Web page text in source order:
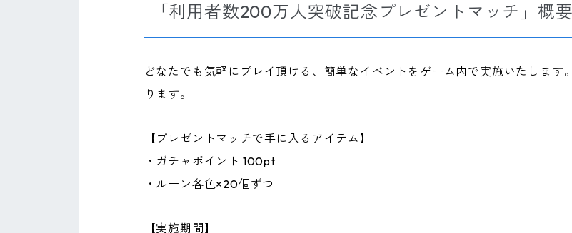
「利用者数200万人突破記念プレゼントマッチ」概要
どなたでも気軽にプレイ頂ける、簡単なイベントをゲーム内で実施いたしま
ります。
【プレゼントマッチで手に入るアイテム】
・ガチャポイント 100pt
・ルーン各色×20個ずつ
【実施期間】